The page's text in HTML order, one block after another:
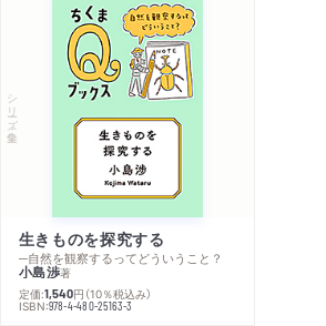
シリーズ・全集
生きものを探究する
─自然を観察するってどういうこと？
小島渉著
定価:1,540円 （10％税込み）
ISBN:978-4-480-25163-3